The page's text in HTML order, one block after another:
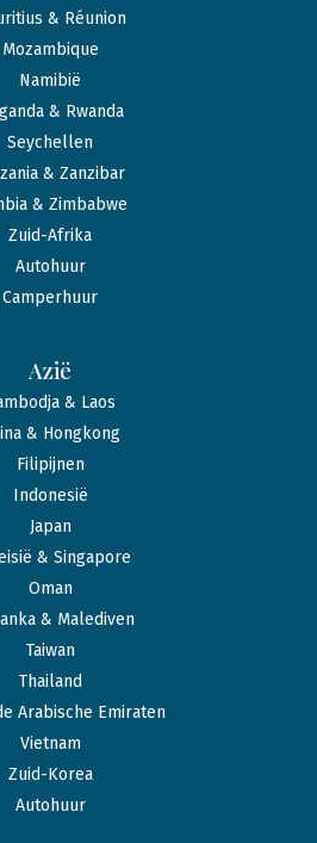
& Réunion
Mozambique
Namibië
& Rwanda
Seychellen
& Zanzibar
& Zimbabwe
Zuid-Afrika
Autohuur
Camperhuur
Azië
& Laos
& Hongkong
Filipijnen
Indonesië
Japan
& Singapore
Oman
& Malediven
Taiwan
Thailand
Arabische Emiraten
Vietnam
Zuid-Korea
Autohuur